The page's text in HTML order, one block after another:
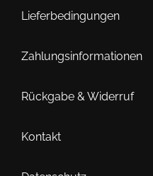
Lieferbedingungen
Zahlungsinformationen
Rückgabe & Widerruf
Kontakt